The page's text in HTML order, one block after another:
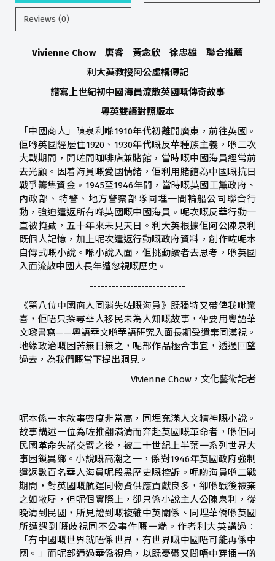
Reviews (0)
Vivienne Chow 唐睿 黃念欣 徐忠雄 聯合推薦
利大英教授阿公虛構傳記
譜寫上世紀初中國海員流散英國嘅傳奇故事
粵英雙語對照版本
「中國商人」陳泉利喺1910年代初離開廣東，前往英國。
佢喺英國經歷住1920、1930年代嘅反華種族主義，喺二次
大戰期間，開咗間咖啡店兼賭館，當時嘅中國海員經常前
去光顧。因着海員嘅愛國情緒，佢利用賭館為中國嘅抗日
戰爭籌集資金。1945至1946年間，當時嘅英國工黨政府、
內政部、特警、地方警察部隊同埋一間輪船公司聯合行
動，強迫遣返所有喺英國嘅中國海員。呢次嘅反華行動一
直被掩藏，五十年來未見天日。利大英根據佢阿公陳泉利
既個人記憶，加上呢次遣返行動嘅政府資料，創作咗呢本
自傳式嘅小說。喺小說入面，佢挑動讀者去思考，喺英國
入面流散中國人長年遭忽視嘅歷史。
--------------------------
《第八位中國商人同消失咗嘅海員》既獨特又帶俾我哋驚
喜，佢唔只探尋華人移民未為人知嘅故事，仲要用粵語華
文嚟書寫——粵語華文喺華語研究入面長期受遺棄同漠視。
地緣政治嘅困苦無日無之，呢部作品極合事宜，透過回望
過去，為我們嘅當下提出洞見。
──Vivienne Chow，文化藝術記者
呢本係一本敘事密度非常高，同埋充滿人文精神嘅小說。
故事講述一位為咗推翻滿清而奔赴英國嘅革命者，喺佢同
民國革命失諸交臂之後，被二十世紀上半葉一系列世界大
事困鎖異鄉。小說嘅高潮之一，係對1946年英國政府強制
遣返數百名華人海員呢段黑歷史嘅控訴。呢啲海員喺二戰
期間，對英國嘅航運同物資供應貢獻良多，卻喺戰後被棄
之如敝屣，但呢個實際上，卻只係小說主人公陳泉利，從
晚清到民國，所見證到嘅複雜中英關係、同埋華僑喺英國
所遭遇到嘅歧視同不公事件嘅一端。作者利大英講過︰
「冇中國嘅世界就唔係世界，冇世界嘅中國唔可能再係中
國。」而呢部通過華僑視角，以既憂鬱又間唔中穿插一啲